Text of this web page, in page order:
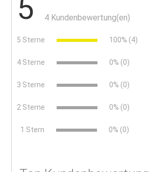
5 4 Kundenbewertung(en)
5 Sterne 100% (4)
4 Sterne 0% (0)
3 Sterne 0% (0)
2 Sterne 0% (0)
1 Stern 0% (0)